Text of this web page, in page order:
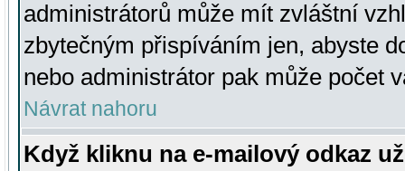
administrátorů může mít zvláštní
zbytečným přispíváním jen, abyste
nebo administrátor pak může počet
Návrat nahoru
Když kliknu na e-mailový odkaz